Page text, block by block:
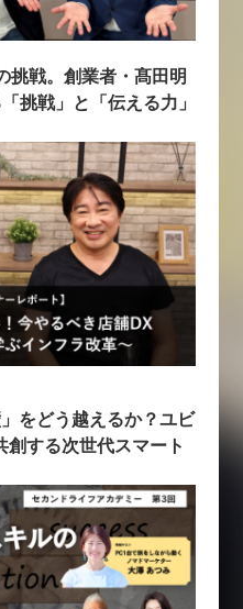
挑戦。創業者・髙田明
挑戦」と「伝える力」
をどう越えるか？ユビ
創する次世代スマート